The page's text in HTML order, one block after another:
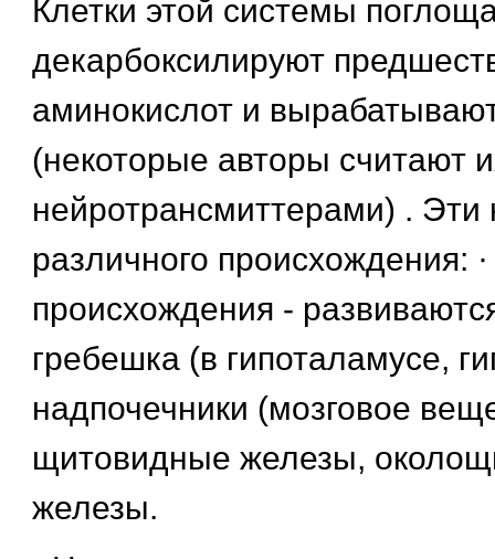
Клетки этой системы
декарбоксилируют
аминокислот и
(некоторые авторы считают
нейротрансмиттерами) . Эти
различного происхождения:
происхождения -
гребешка (в гипоталамусе,
надпочечники (мозговое
щитовидные железы,
железы.